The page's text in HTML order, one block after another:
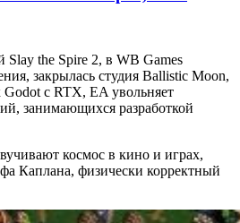
the Spire 2, в WB Games
закрылась студия Ballistic Moon,
с RTX, EA увольняет
занимающихся разработкой
космос в кино и играх,
Каплана, физически корректный